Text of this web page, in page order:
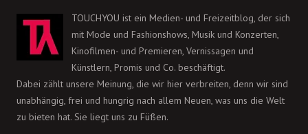
TOUCHYOU ist ein Medien- und Freizeitblog, der sich
mit Mode und Fashionshows, Musik und Konzerten,
Kinofilmen- und Premieren, Vernissagen und
Künstlern, Promis und Co. beschäftigt.
Dabei zählt unsere Meinung, die wir hier verbreiten, denn wir sind
unabhängig, frei und hungrig nach allem Neuen, was uns die Welt
zu bieten hat. Sie liegt uns zu Füßen.